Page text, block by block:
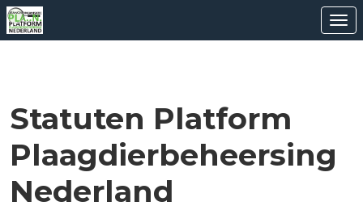
Statuten Platform
Plaagdierbeheersing
Nederland